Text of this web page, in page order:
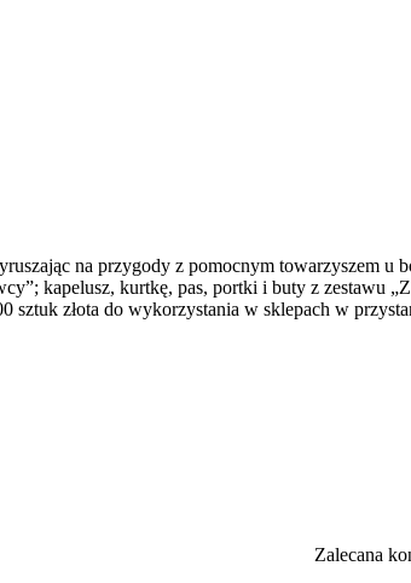
na przygody z pomocnym towarzyszem u
kapelusz, kurtkę, pas, portki i buty z zestawu
sztuk złota do wykorzystania w sklepach w
Zalecana